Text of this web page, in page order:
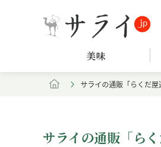
美味
サライの通販「らくだ
サライの通販「ら